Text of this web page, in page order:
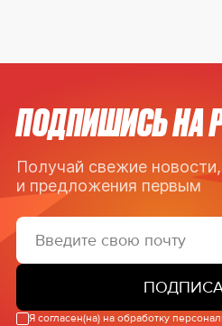
ПОДПИШИСЬ НА
Получай свежие
и предложения первым
Я согласен(на) на обработку